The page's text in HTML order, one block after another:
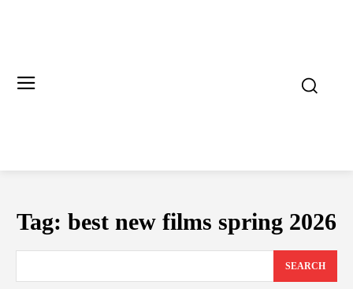
Tag: best new films spring 2026
SEARCH